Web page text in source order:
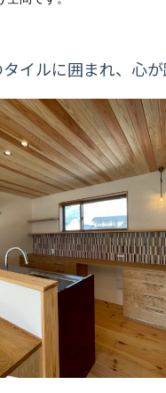
イルに囲まれ、心